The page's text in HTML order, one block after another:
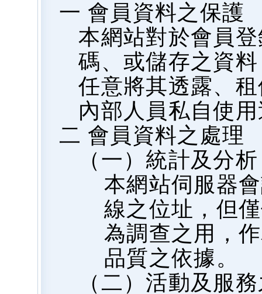
一 會員資料之保護
本網站對於會員
碼、或儲存之資
任意將其透露、
內部人員私自使
二 會員資料之處理
（一）統計及分析
本網站伺服器
線之位址，但
為調查之用，
品質之依據。
（二）活動及服